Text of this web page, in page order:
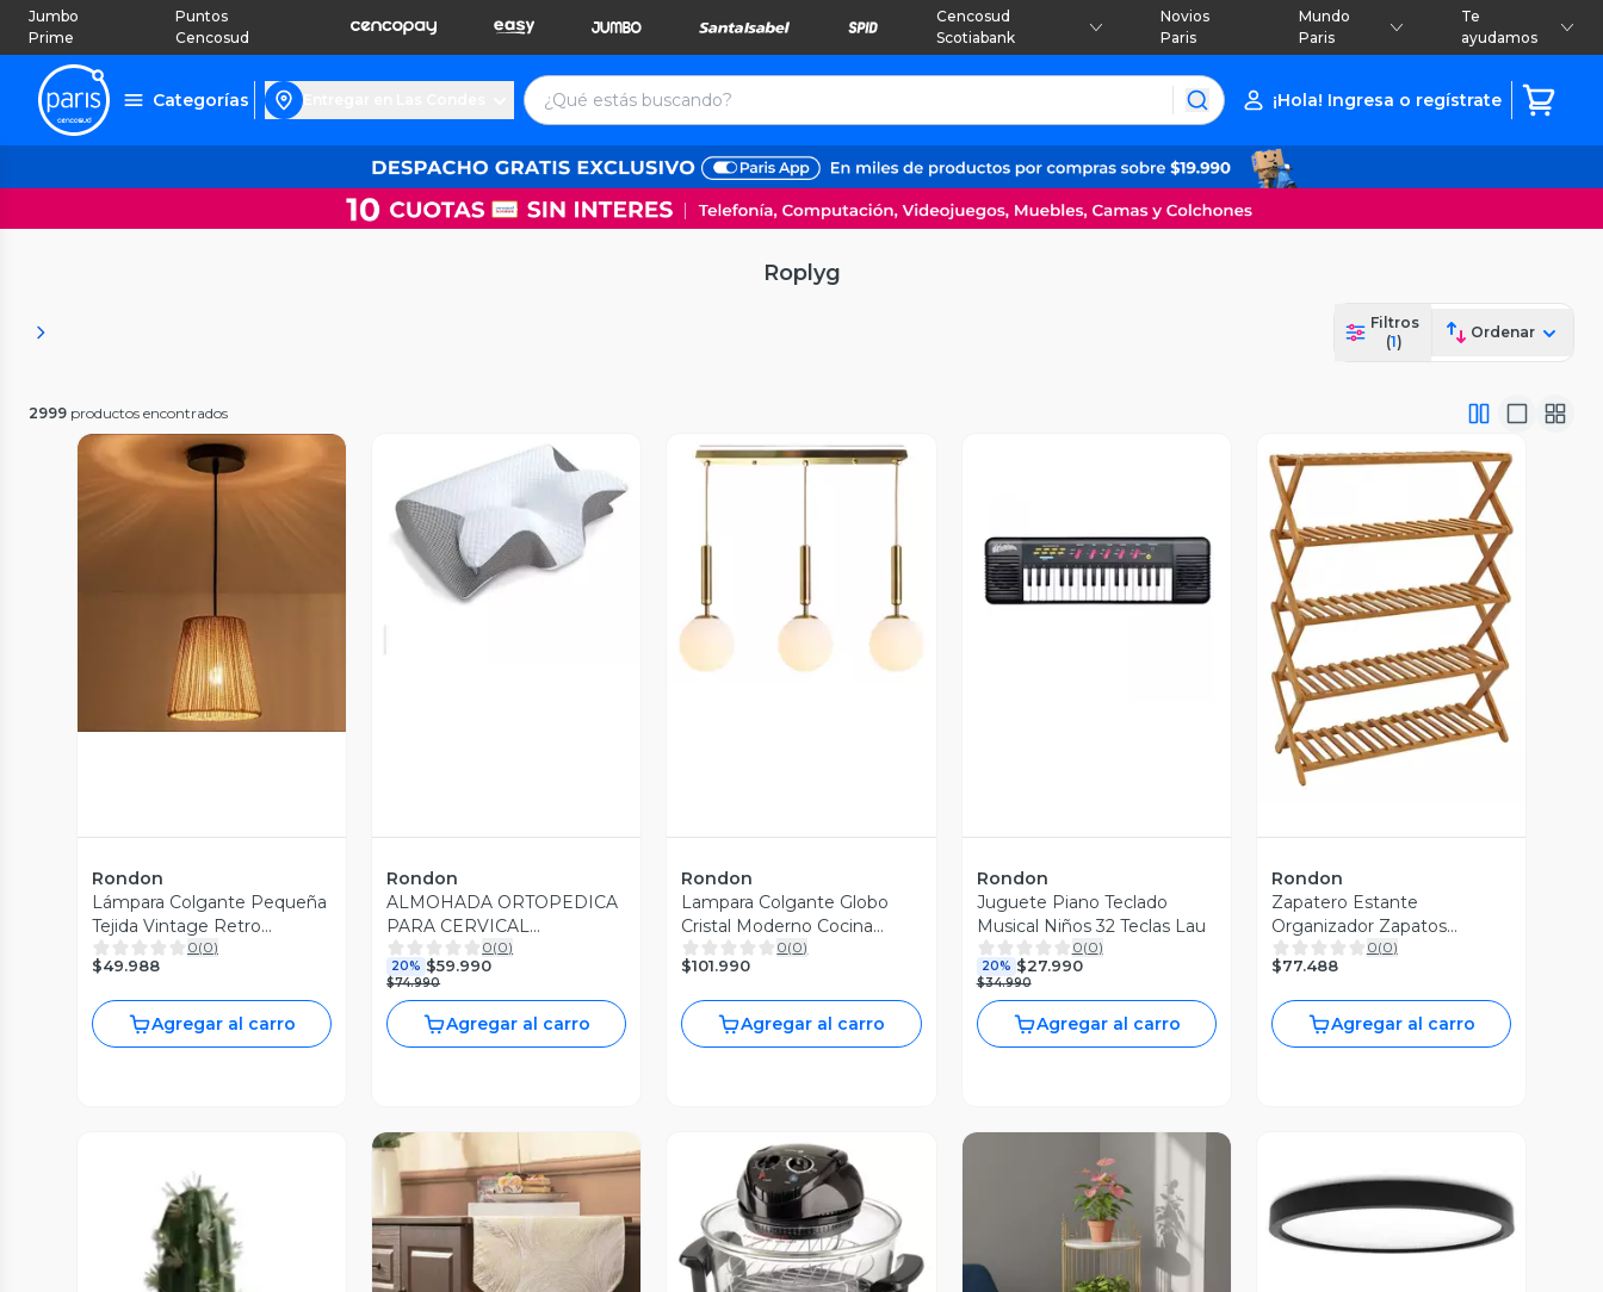
Jumbo
Prime
Puntos
Cencosud
Cencosud
Scotiabank
Novios
Paris
Mundo
Paris
Te
ayudamos
Categorías ¡Hola! Ingresa o regístrate
Roplyg
Filtros
(1)
Ordenar
2999 productos encontrados
Rondon
Lámpara Colgante Pequeña
Tejida Vintage Retro
Bohemio Jhn
0(0)
$49.988
Agregar al carro
Vista Previa
Rondon
ALMOHADA ORTOPEDICA
PARA CERVICAL
ERGONOMICA LAU
0(0)
20% $59.990
$74.990
Agregar al carro
Rondon
Lampara Colgante Globo
Cristal Moderno Cocina
Hogar Lau 0(0)
$101.990
Agregar al carro
Vista Previa
Rondon
Juguete Piano Teclado
Musical Niños 32 Teclas Lau
0(0)
20% $27.990
$34.990
Agregar al carro
Rondon
Zapatero Estante
Organizador Zapatos
Multifuncional Jhn
0(0)
$77.488
Agregar al carro
Vista Previa